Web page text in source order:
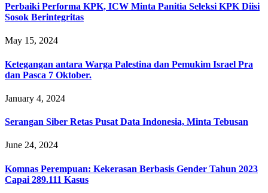
Perbaiki Performa KPK, ICW Minta Panitia Seleksi KPK Diisi
Sosok Berintegritas
May 15, 2024
Ketegangan antara Warga Palestina dan Pemukim Israel Pra
dan Pasca 7 Oktober.
January 4, 2024
Serangan Siber Retas Pusat Data Indonesia, Minta Tebusan
June 24, 2024
Komnas Perempuan: Kekerasan Berbasis Gender Tahun 2023
Capai 289.111 Kasus